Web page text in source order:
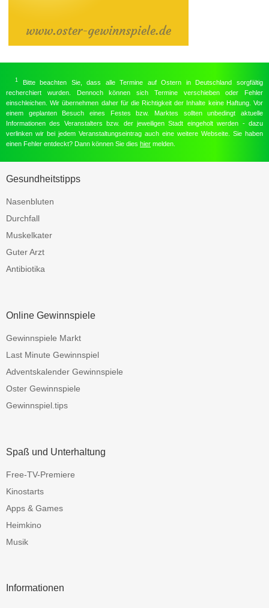
1 Bitte beachten Sie, dass alle Termine auf Ostern in Deutschland sorgfältig
recherchiert wurden. Dennoch können sich Termine verschieben oder Fehler
einschleichen. Wir übernehmen daher für die Richtigkeit der Inhalte keine Haftung. Vor
einem geplanten Besuch eines Festes bzw. Marktes sollten unbedingt aktuelle
Informationen des Veranstalters bzw. der jeweiligen Stadt eingeholt werden - dazu
verlinken wir bei jedem Veranstaltungseintrag auch eine weitere Webseite. Sie haben
einen Fehler entdeckt? Dann können Sie dies hier melden.
Gesundheitstipps
Nasenbluten
Durchfall
Muskelkater
Guter Arzt
Antibiotika
Online Gewinnspiele
Gewinnspiele Markt
Last Minute Gewinnspiel
Adventskalender Gewinnspiele
Oster Gewinnspiele
Gewinnspiel.tips
Spaß und Unterhaltung
Free-TV-Premiere
Kinostarts
Apps & Games
Heimkino
Musik
Informationen